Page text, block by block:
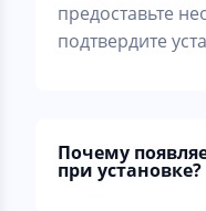
предоставьте
подтвердите
Почему
при установке?